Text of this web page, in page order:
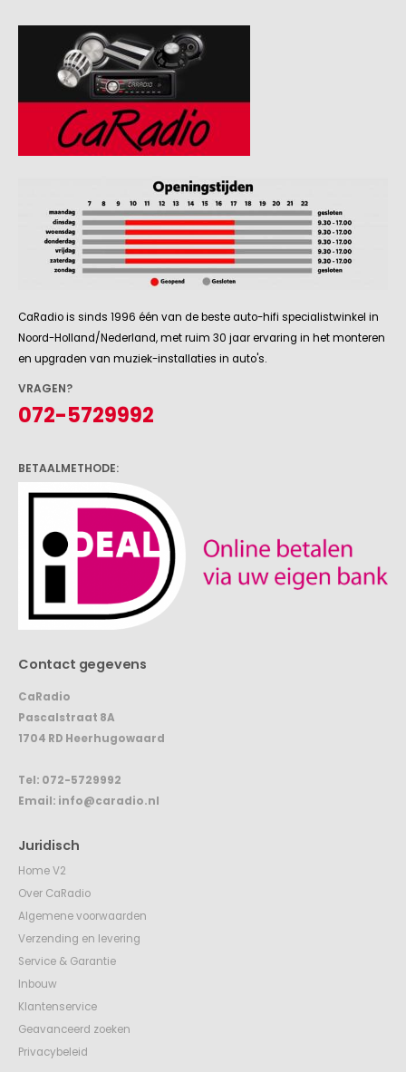
CaRadio is sinds 1996 één van de beste auto-hifi specialistwinkel in
Noord-Holland/Nederland, met ruim 30 jaar ervaring in het monteren
en upgraden van muziek-installaties in auto's.
VRAGEN?
072-5729992
BETAALMETHODE:
Contact gegevens
CaRadio
Pascalstraat 8A
1704 RD Heerhugowaard
Tel: 072-5729992
Email: info@caradio.nl
Juridisch
Home V2
Over CaRadio
Algemene voorwaarden
Verzending en levering
Service & Garantie
Inbouw
Klantenservice
Geavanceerd zoeken
Privacybeleid